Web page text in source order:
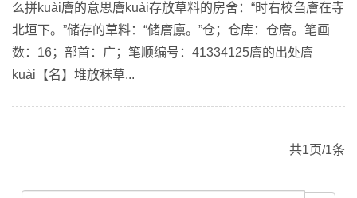
么拼kuài廥的意思廥kuài存放草料的房舍：“时右校刍廥在寺
北垣下。”储存的草料：“储廥廪。”仓；仓库：仓廥。笔画
数：16；部首：广；笔顺编号：41334125廥的出处廥
kuài【名】堆放秣草...
共1页/1条